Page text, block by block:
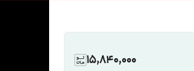
15,840,000